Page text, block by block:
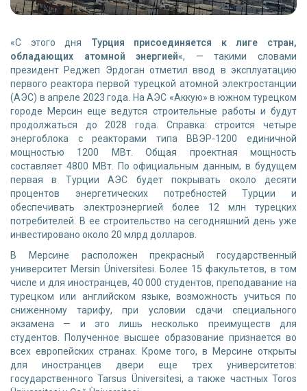
«C этого дня Турция присоединяется к лиге стран,
обладающих атомной энергией«, — такими словами
президент Реджеп Эрдоган отметил ввод в эксплуатацию
первого реактора первой турецкой атомной электростанции
(АЭС) в апреле 2023 года. На АЭС «Аккую» в южном турецком
городе Мерсин еще ведутся строительные работы и будут
продолжаться до 2028 года. Справка: строится четыре
энергоблока с реакторами типа ВВЭР-1200 единичной
мощностью 1200 МВт. Общая проектная мощность
составляет 4800 МВт. По официальным данным, в будущем
первая в Турции АЭС будет покрывать около десяти
процентов энергетических потребностей Турции и
обеспечивать электроэнергией более 12 млн турецких
потребителей. В ее строительство на сегодняшний день уже
инвестировано около 20 млрд долларов.
В Мерсине расположен прекрасный государственный
университет Mersin Üniversitesi. Более 15 факультетов, в том
числе и для иностранцев, 40 000 студентов, преподавание на
турецком или английском языке, возможность учиться по
сниженному тарифу, при условии сдачи специального
экзамена — и это лишь несколько преимуществ для
студентов. Полученное высшее образование признается во
всех европейских странах. Кроме того, в Мерсине открыты
для иностранцев двери еще трех университетов:
государственного Tarsus Üniversitesi, а также частных Toros